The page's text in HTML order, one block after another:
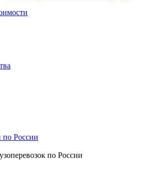
по России
по России